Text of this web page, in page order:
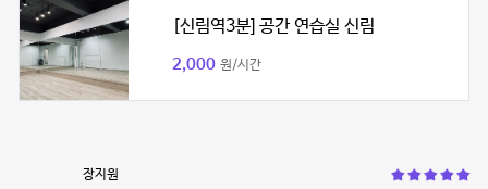
[신림역3분] 공간 연습실 신림
2,000 원/시간
장지원